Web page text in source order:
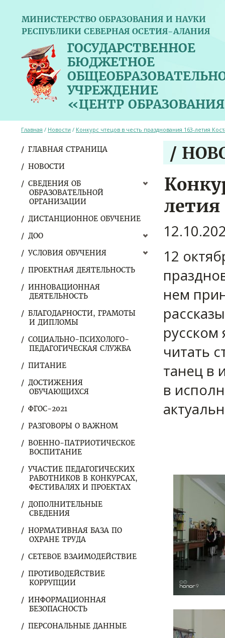
МИНИСТЕРСТВО ОБРАЗОВАНИЯ И НАУКИ
РЕСПУБЛИКИ СЕВЕРНАЯ ОСЕТИЯ-АЛАНИЯ
ГОСУДАРСТВЕННОЕ
БЮДЖЕТНОЕ
УЧРЕЖДЕНИЕ
«ЦЕНТР
ГЛАВНАЯ СТРАНИЦА
НОВОСТИ
СВЕДЕНИЯ ОБ
ОБРАЗОВАТЕЛЬНОЙ
ОРГАНИЗАЦИИ
ДИСТАНЦИОННОЕ ОБУЧЕНИЕ
ДОО
УСЛОВИЯ ОБУЧЕНИЯ
ПРОЕКТНАЯ ДЕЯТЕЛЬНОСТЬ
ИННОВАЦИОННАЯ
ДЕЯТЕЛЬНОСТЬ
БЛАГОДАРНОСТИ, ГРАМОТЫ
И ДИПЛОМЫ
СОЦИАЛЬНО-ПСИХОЛОГО-
ПЕДАГОГИЧЕСКАЯ СЛУЖБА
ПИТАНИЕ
ДОСТИЖЕНИЯ
ОБУЧАЮЩИХСЯ
ФГОС-2021
РАЗГОВОРЫ О ВАЖНОМ
ВОЕННО-ПАТРИОТИЧЕСКОЕ
ВОСПИТАНИЕ
УЧАСТИЕ ПЕДАГОГИЧЕСКИХ
РАБОТНИКОВ В КОНКУРСАХ,
ФЕСТИВАЛЯХ И ПРОЕКТАХ
ДОПОЛНИТЕЛЬНЫЕ
СВЕДЕНИЯ
НОРМАТИВНАЯ БАЗА ПО
ОХРАНЕ ТРУДА
СЕТЕВОЕ ВЗАИМОДЕЙСТВИЕ
ПРОТИВОДЕЙСТВИЕ
КОРРУПЦИИ
ИНФОРМАЦИОННАЯ
БЕЗОПАСНОСТЬ
ПЕРСОНАЛЬНЫЕ ДАННЫЕ
Главная / Новости / Конкурс чтецов в честь празднования 163-летия
/
летия
12
нем
русском
читать
танец в
в